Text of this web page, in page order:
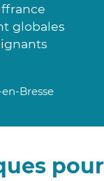
globales
Bresse
pour